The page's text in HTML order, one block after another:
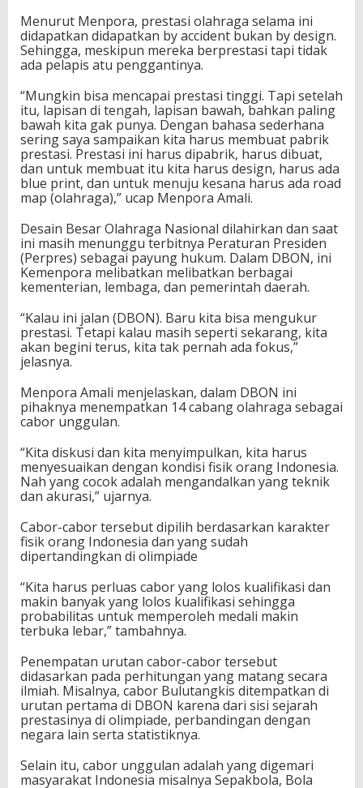
Menurut Menpora, prestasi olahraga selama ini
didapatkan didapatkan by accident bukan by design.
Sehingga, meskipun mereka berprestasi tapi tidak
ada pelapis atu penggantinya.
“Mungkin bisa mencapai prestasi tinggi. Tapi setelah
itu, lapisan di tengah, lapisan bawah, bahkan paling
bawah kita gak punya. Dengan bahasa sederhana
sering saya sampaikan kita harus membuat pabrik
prestasi. Prestasi ini harus dipabrik, harus dibuat,
dan untuk membuat itu kita harus design, harus ada
blue print, dan untuk menuju kesana harus ada road
map (olahraga),” ucap Menpora Amali.
Desain Besar Olahraga Nasional dilahirkan dan saat
ini masih menunggu terbitnya Peraturan Presiden
(Perpres) sebagai payung hukum. Dalam DBON, ini
Kemenpora melibatkan melibatkan berbagai
kementerian, lembaga, dan pemerintah daerah.
“Kalau ini jalan (DBON). Baru kita bisa mengukur
prestasi. Tetapi kalau masih seperti sekarang, kita
akan begini terus, kita tak pernah ada fokus,”
jelasnya.
Menpora Amali menjelaskan, dalam DBON ini
pihaknya menempatkan 14 cabang olahraga sebagai
cabor unggulan.
“Kita diskusi dan kita menyimpulkan, kita harus
menyesuaikan dengan kondisi fisik orang Indonesia.
Nah yang cocok adalah mengandalkan yang teknik
dan akurasi,” ujarnya.
Cabor-cabor tersebut dipilih berdasarkan karakter
fisik orang Indonesia dan yang sudah
dipertandingkan di olimpiade
“Kita harus perluas cabor yang lolos kualifikasi dan
makin banyak yang lolos kualifikasi sehingga
probabilitas untuk memperoleh medali makin
terbuka lebar,” tambahnya.
Penempatan urutan cabor-cabor tersebut
didasarkan pada perhitungan yang matang secara
ilmiah. Misalnya, cabor Bulutangkis ditempatkan di
urutan pertama di DBON karena dari sisi sejarah
prestasinya di olimpiade, perbandingan dengan
negara lain serta statistiknya.
Selain itu, cabor unggulan adalah yang digemari
masyarakat Indonesia misalnya Sepakbola, Bola